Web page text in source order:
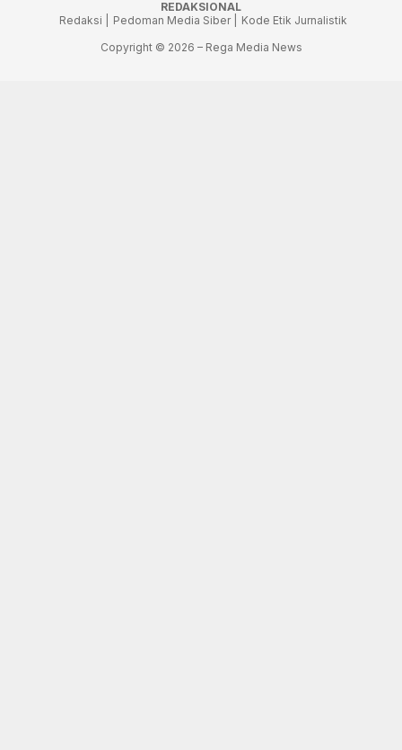
REDAKSIONAL
Redaksi |
Pedoman Media Siber |
Kode Etik Jurnalistik
Copyright © 2026 – Rega Media News